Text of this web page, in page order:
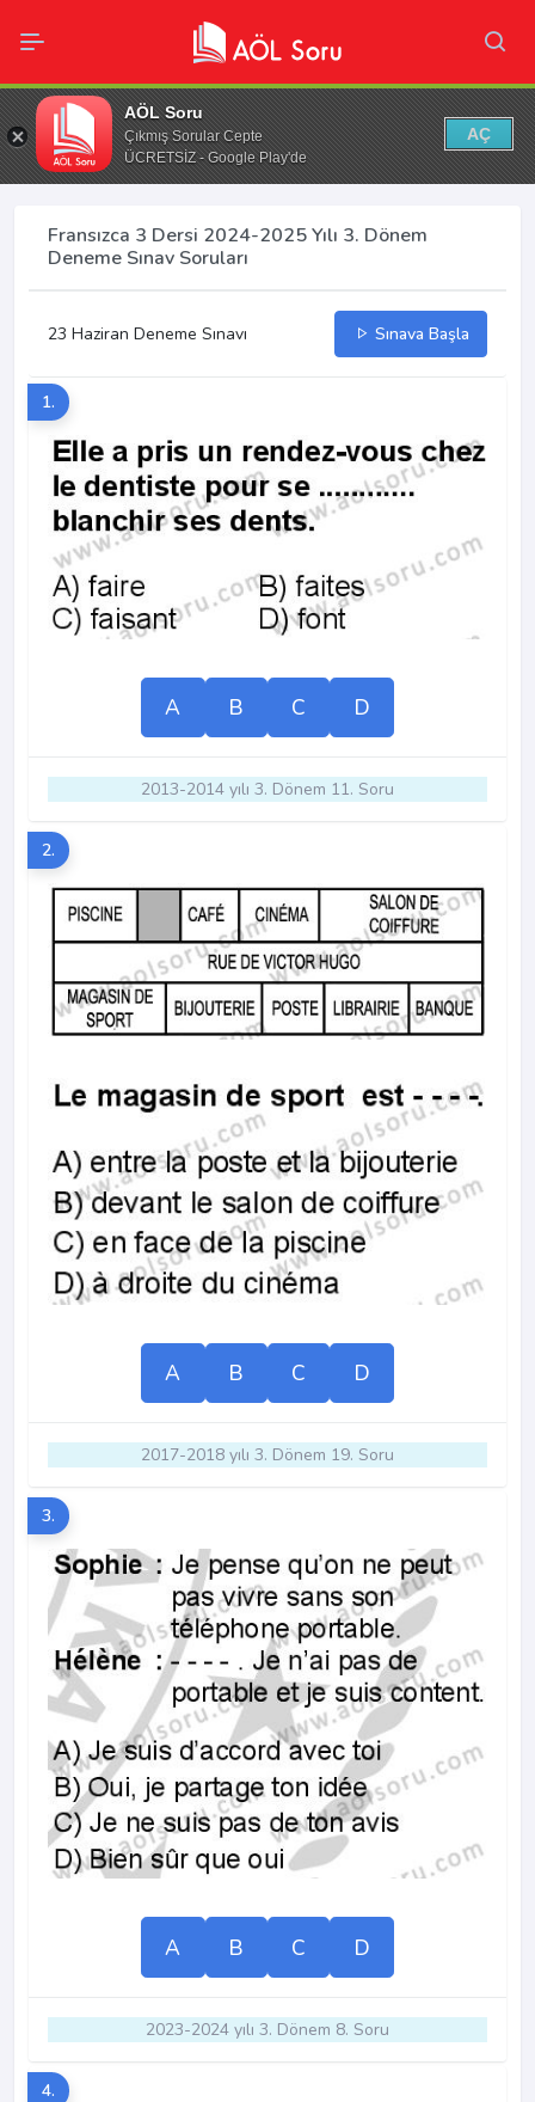
AÖL Soru
Çıkmış Sorular Cepte
ÜCRETSİZ - Google Play'de
AÇ
Fransızca 3 Dersi 2024-2025 Yılı 3. Dönem
Deneme Sınav Soruları
23 Haziran Deneme Sınavı Sınava Başla
1.
A B C D
2013-2014 yılı 3. Dönem 11. Soru
2.
A B C D
2017-2018 yılı 3. Dönem 19. Soru
3.
A B C D
2023-2024 yılı 3. Dönem 8. Soru
4.